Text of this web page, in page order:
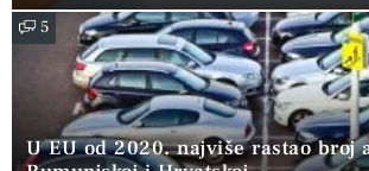
5
U EU od 2020. najviše rastao broj